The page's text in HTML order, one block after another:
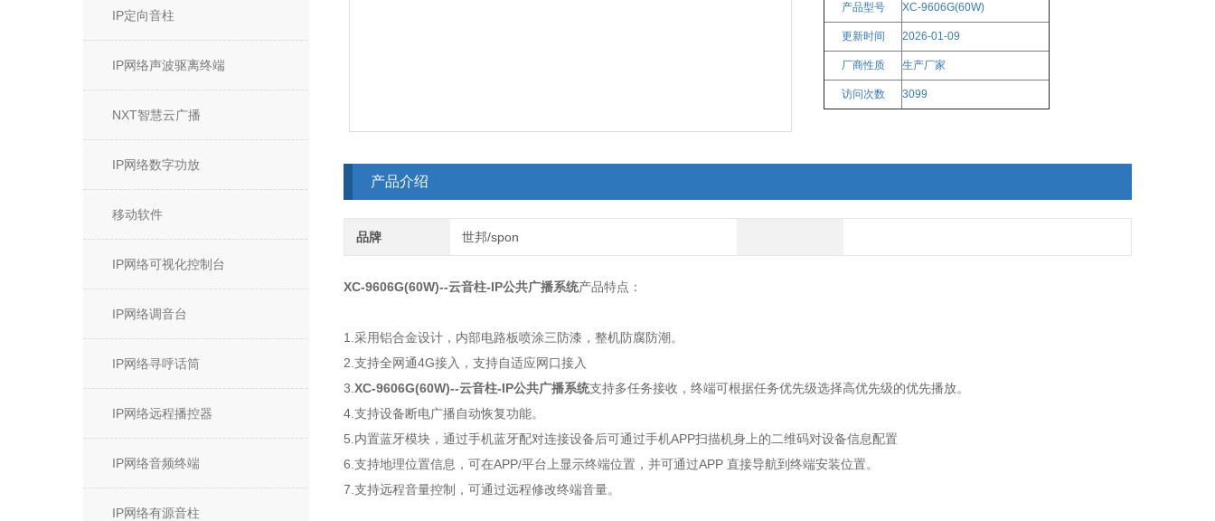
IP定向音柱
IP网络声波驱离终端
NXT智慧云广播
IP网络数字功放
移动软件
IP网络可视化控制台
IP网络调音台
IP网络寻呼话筒
IP网络远程播控器
IP网络音频终端
IP网络有源音柱
产品型号 XC-9606G(60W)
更新时间 2026-01-09
厂商性质 生产厂家
访问次数 3099
产品介绍
品牌 世邦/spon
XC-9606G(60W)--云音柱-IP公共广播系统产品特点：
1.采用铝合金设计，内部电路板喷涂三防漆，整机防腐防潮。
2.支持全网通4G接入，支持自适应网口接入
3. XC-9606G(60W)--云音柱-IP公共广播系统支持多任务接收，终端可根据任务优先级选择高优先级的优先播放。
4.支持设备断电广播自动恢复功能。
5.内置蓝牙模块，通过手机蓝牙配对连接设备后可通过手机APP扫描机身上的二维码对设备信息配置
6.支持地理位置信息，可在APP/平台上显示终端位置，并可通过APP 直接导航到终端安装位置。
7.支持远程音量控制，可通过远程修改终端音量。